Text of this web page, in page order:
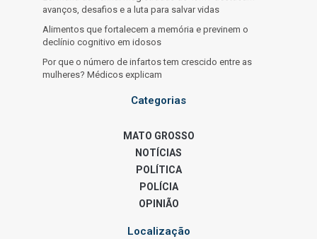
avanços, desafios e a luta para salvar vidas
Alimentos que fortalecem a memória e previnem o
declínio cognitivo em idosos
Por que o número de infartos tem crescido entre as
mulheres? Médicos explicam
Categorias
MATO GROSSO
NOTÍCIAS
POLÍTICA
POLÍCIA
OPINIÃO
Localização